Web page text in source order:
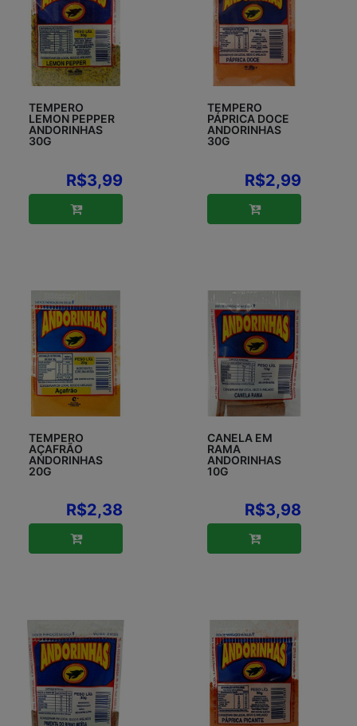
TEMPERO
LEMON PEPPER
ANDORINHAS
30G
R$3,99
TEMPERO
PÁPRICA DOCE
ANDORINHAS
30G
R$2,99
TEMPERO
AÇAFRÃO
ANDORINHAS
20G
R$2,38
CANELA EM
RAMA
ANDORINHAS
10G
R$3,98